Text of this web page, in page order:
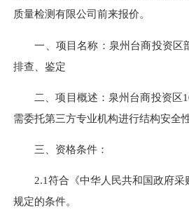
质量检测有限公司前来报价。
一、项目名称：泉州台商投资区
排查、鉴定
二、项目概述：泉州台商投资区
需委托第三方专业机构进行结构安全
三、资格条件：
2.1符合《中华人民共和国政府采
规定的条件。